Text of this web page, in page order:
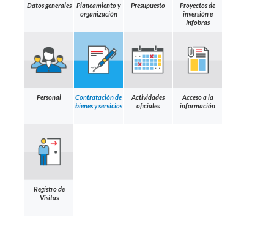
Datos generales
Planeamiento y
organización
Presupuesto
Proyectos de
inversión e
Infobras
Personal
Contratación de
bienes y servicios
Actividades
oficiales
Acceso a la
información
Registro de
Visitas